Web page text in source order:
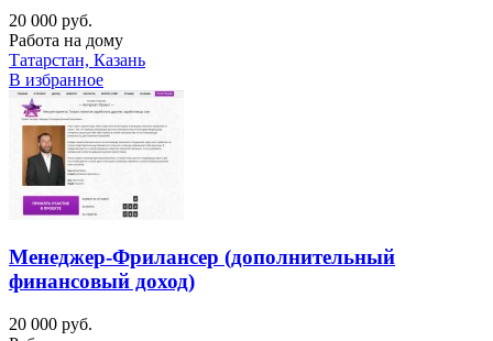
20 000 руб.
Работа на дому
Татарстан, Казань
В избранное
Менеджер-Фрилансер (дополнительный
финансовый доход)
20 000 руб.